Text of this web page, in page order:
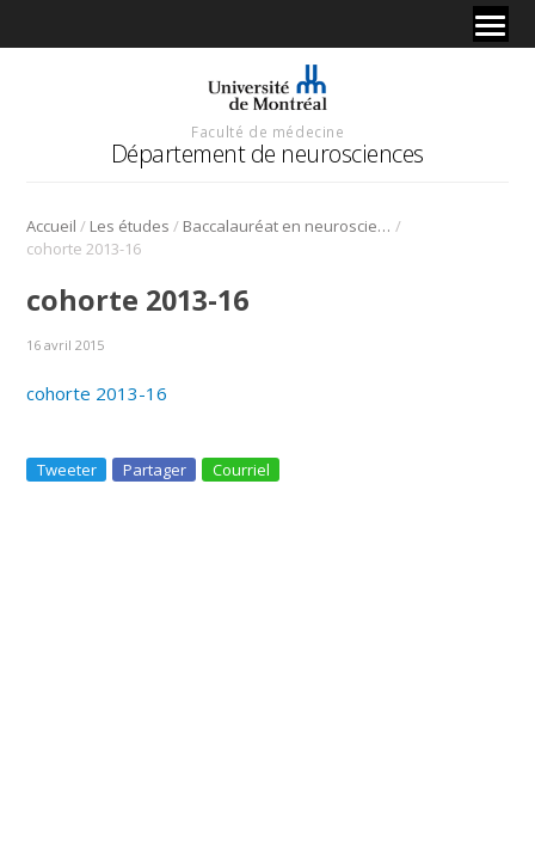
Faculté de médecine
Département de neurosciences
Accueil / Les études / Baccalauréat en neurosciences /
cohorte 2013-16
cohorte 2013-16
16 avril 2015
cohorte 2013-16
Tweeter Partager Courriel